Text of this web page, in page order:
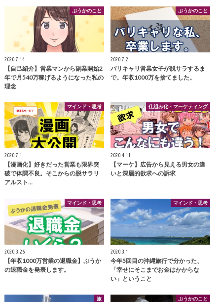
ぷうかのこと
2020.7.14
【自己紹介】営業マンから副業開始2
年で月540万稼げるようになった私の
理念
ぷうかのこと
2020.7.2
バリキャリ営業女子が脱サラするま
で。年収1000万を捨てました。
マインド・思考
2020.7.1
【漫画化】好きだった営業も限界突
破で体調不良。そこからの脱サラリ
アルスト…
仕組み化・マーケティング
2020.4.11
【マーケ】広告から見える男女の違
いと深層的欲求への訴求
マインド・思考
2020.3.26
【年収1000万営業の退職金】ぷうか
の退職金を発表します。
マインド・思考
2020.3.1
今年5回目の沖縄旅行で分かった、
「幸せにそこまでお金はかからな
い」ということ
旅 ぷうかのこと